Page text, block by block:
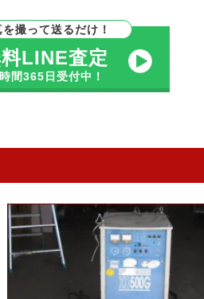
撮って送るだけ！
LINE査定
間365日受付中！